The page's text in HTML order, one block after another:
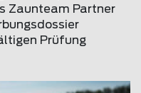
Zaunteam Partner
Prüfung